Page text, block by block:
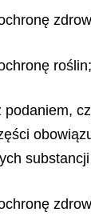
roślin;